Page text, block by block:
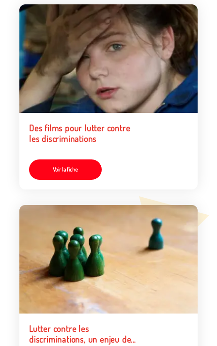
Des films pour lutter contre
les discriminations
Voir la fiche
Lutter contre les
discriminations, un enjeu de